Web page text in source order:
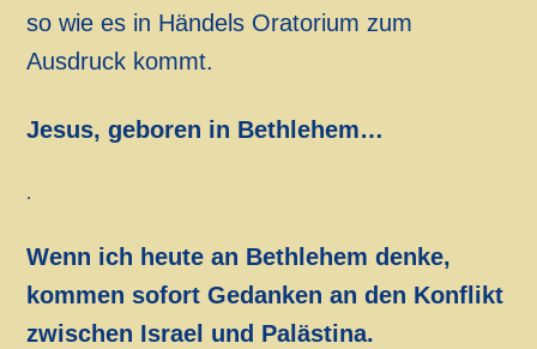
so wie es in Händels Oratorium zum
Ausdruck kommt.
Jesus, geboren in Bethlehem…
.
Wenn ich heute an Bethlehem denke,
kommen sofort Gedanken an den Konflikt
zwischen Israel und Palästina.